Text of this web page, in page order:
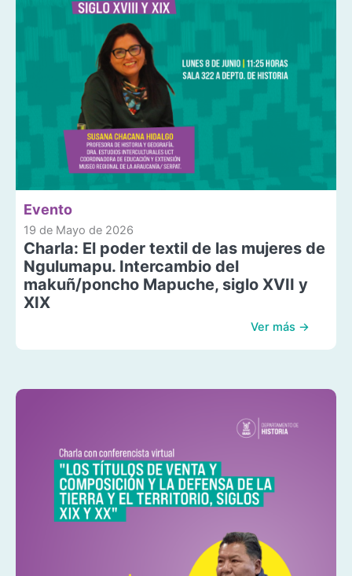
Evento
19 de Mayo de 2026
Charla: El poder textil de las mujeres de
Ngulumapu. Intercambio del
makuñ/poncho Mapuche, siglo XVII y
XIX
Ver más →